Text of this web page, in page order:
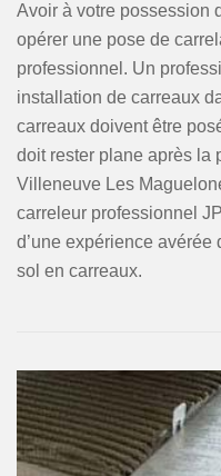
Avoir à votre possession
opérer une pose de
professionnel. Un
installation de carreaux
carreaux doivent être
doit rester plane après la
Villeneuve Les
carreleur professionnel
d’une expérience avérée
sol en carreaux.